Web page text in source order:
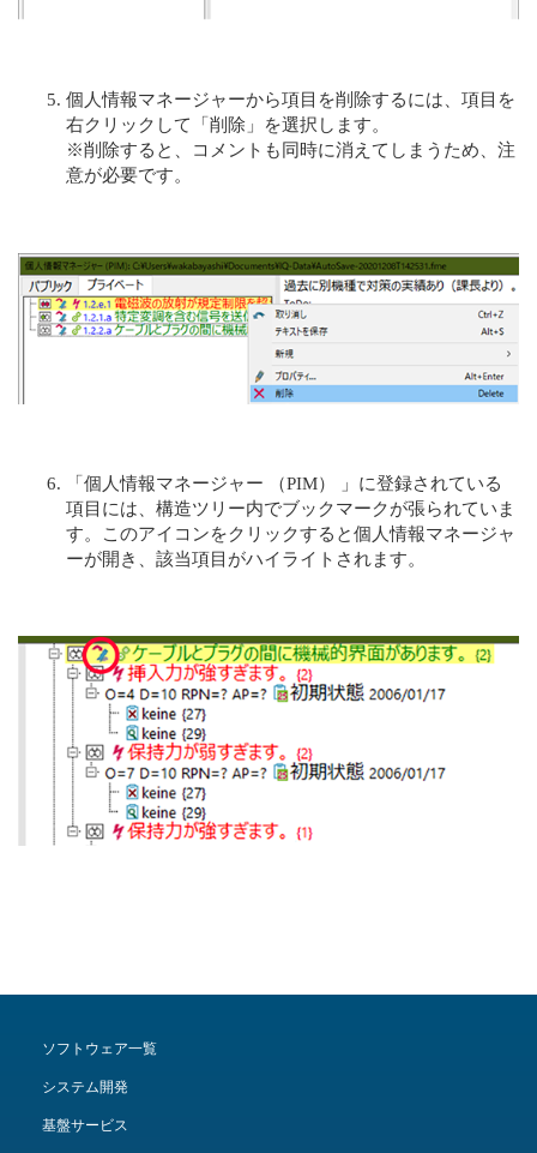
個人情報マネージャーから項目を削除するには、項目を
右クリックして「削除」を選択します。
※削除すると、コメントも同時に消えてしまうため、注
意が必要です。
「個人情報マネージャー （PIM） 」に登録されている
項目には、構造ツリー内でブックマークが張られていま
す。このアイコンをクリックすると個人情報マネージャ
ーが開き、該当項目がハイライトされます。
ソフトウェア一覧
システム開発
基盤サービス